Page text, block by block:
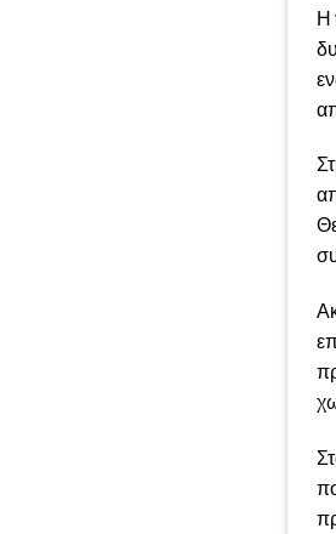
Η